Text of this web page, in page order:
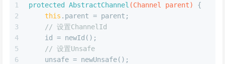
1
2
3
4
5
6
protected AbstractChannel (Channel parent)
{
this .parent = parent;
// 设置ChannelId
    id = newId();
// 设置Unsafe
    unsafe = newUnsafe();